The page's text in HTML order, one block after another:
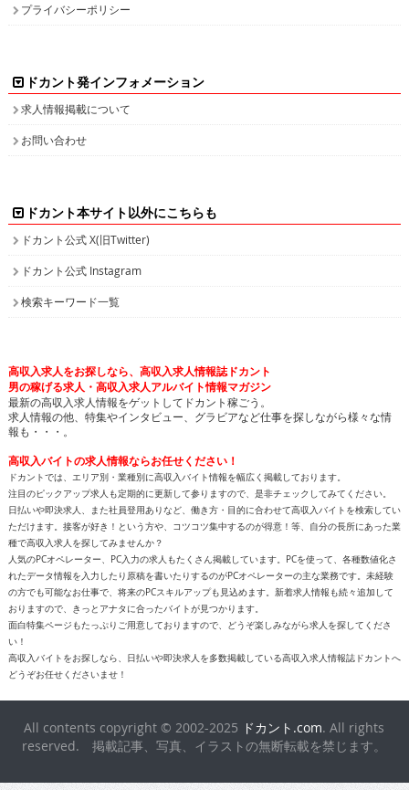
プライバシーポリシー
ドカント発インフォメーション
求人情報掲載について
お問い合わせ
ドカント本サイト以外にこちらも
ドカント公式 X(旧Twitter)
ドカント公式 Instagram
検索キーワード一覧
高収入求人をお探しなら、高収入求人情報誌ドカント
男の稼げる求人・高収入求人アルバイト情報マガジン
最新の高収入求人情報をゲットしてドカント稼ごう。
求人情報の他、特集やインタビュー、グラビアなど仕事を探しながら様々な情
報も・・・。
高収入バイトの求人情報ならお任せください！
ドカントでは、エリア別・業種別に高収入バイト情報を幅広く掲載しております。
注目のピックアップ求人も定期的に更新して参りますので、是非チェックしてみてください。
日払いや即決求人、また社員登用ありなど、働き方・目的に合わせて高収入バイトを検索してい
ただけます。接客が好き！という方や、コツコツ集中するのが得意！等、自分の長所にあった業
種で高収入求人を探してみませんか？
人気のPCオペレーター、PC入力の求人もたくさん掲載しています。PCを使って、各種数値化さ
れたデータ情報を入力したり原稿を書いたりするのがPCオペレーターの主な業務です。未経験
の方でも可能なお仕事で、将来のPCスキルアップも見込めます。新着求人情報も続々追加して
おりますので、きっとアナタに合ったバイトが見つかります。
面白特集ページもたっぷりご用意しておりますので、どうぞ楽しみながら求人を探してくださ
い！
高収入バイトをお探しなら、日払いや即決求人を多数掲載している高収入求人情報誌ドカントへ
どうぞお任せくださいませ！
All contents copyright © 2002-2025 ドカント.com. All rights
reserved. 掲載記事、写真、イラストの無断転載を禁じます。